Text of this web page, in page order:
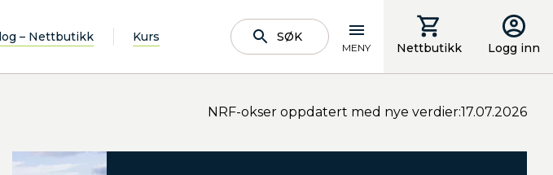
– Nettbutikk Kurs SØK
MENY Nettbutikk Logg inn
NRF-okser oppdatert med nye verdier:17.07.2026